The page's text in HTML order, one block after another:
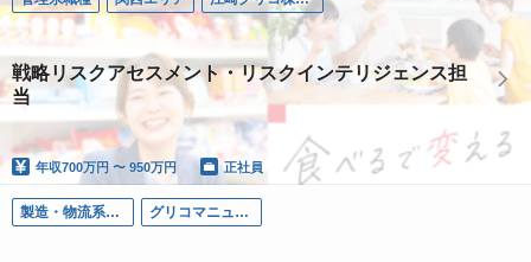
戦略リスクアセスメント・リスクインテリジェンス担
当
年収700万円 〜 950万円 正社員
製造・物流系職種 グリコマニュファクチャリングジャパン株式会社